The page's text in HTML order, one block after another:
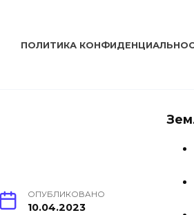
ПОЛИТИКА
ОПУБЛИКОВАНО
10.04.2023